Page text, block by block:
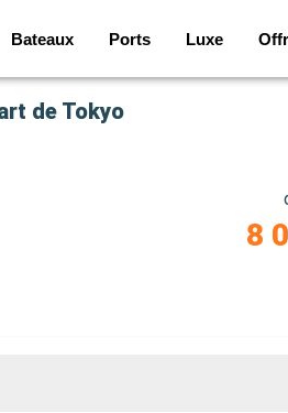
Bateaux Ports Luxe
de Tokyo
8